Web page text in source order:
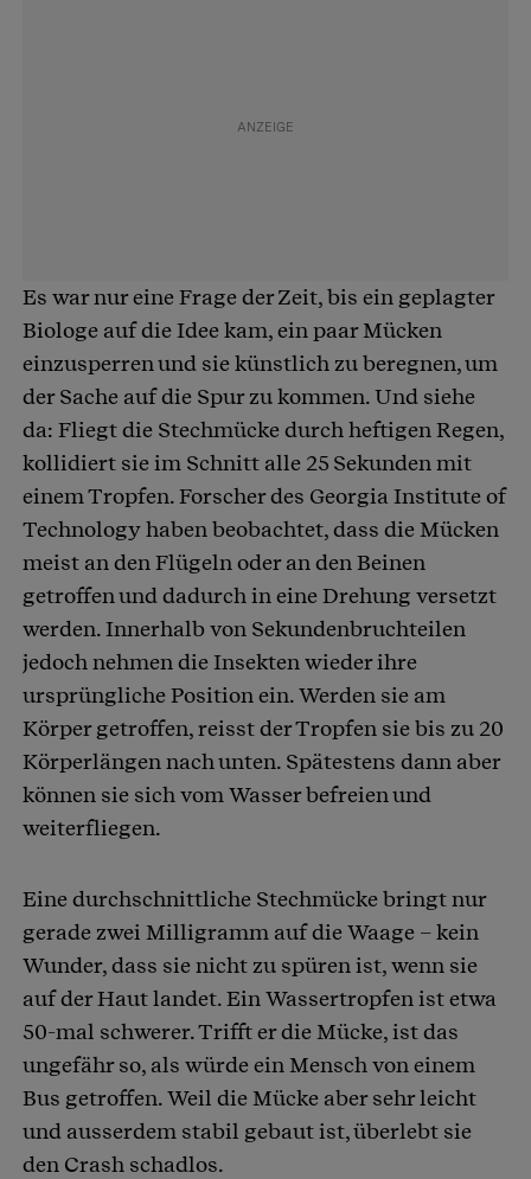
Es war nur eine Frage der Zeit, bis ein geplagter
Biologe auf die Idee kam, ein paar Mücken
einzusperren und sie künstlich zu beregnen, um
der Sache auf die Spur zu kommen. Und siehe
da: Fliegt die Stechmücke durch heftigen Regen,
kollidiert sie im Schnitt alle 25 Sekunden mit
einem Tropfen. Forscher des Georgia Institute of
Technology haben beobachtet, dass die Mücken
meist an den Flügeln oder an den Beinen
getroffen und dadurch in eine Drehung versetzt
werden. Innerhalb von Sekundenbruchteilen
jedoch nehmen die Insekten wieder ihre
ursprüngliche Position ein. Werden sie am
Körper getroffen, reisst der Tropfen sie bis zu 20
Körperlängen nach unten. Spätestens dann aber
können sie sich vom Wasser befreien und
weiterfliegen.
Eine durchschnittliche Stechmücke bringt nur
gerade zwei Milligramm auf die Waage – kein
Wunder, dass sie nicht zu spüren ist, wenn sie
auf der Haut landet. Ein Wassertropfen ist etwa
50-mal schwerer. Trifft er die Mücke, ist das
ungefähr so, als würde ein Mensch von einem
Bus getroffen. Weil die Mücke aber sehr leicht
und ausserdem stabil gebaut ist, überlebt sie
den Crash schadlos.